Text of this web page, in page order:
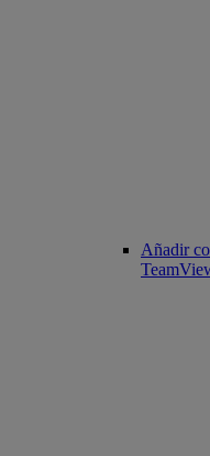
Añadir